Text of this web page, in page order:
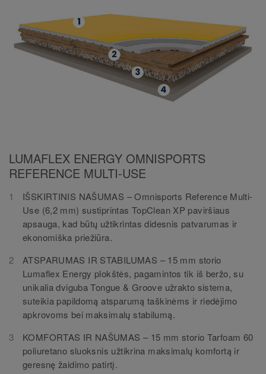
LUMAFLEX ENERGY OMNISPORTS
REFERENCE MULTI-USE
IŠSKIRTINIS NAŠUMAS – Omnisports Reference Multi-
Use (6,2 mm) sustiprintas TopClean XP paviršiaus
apsauga, kad būtų užtikrintas didesnis patvarumas ir
ekonomiška priežiūra.
ATSPARUMAS IR STABILUMAS – 15 mm storio
Lumaflex Energy plokštės, pagamintos tik iš beržo, su
unikalia dviguba Tongue & Groove užrakto sistema,
suteikia papildomą atsparumą taškinėms ir riedėjimo
apkrovoms bei maksimalų stabilumą.
KOMFORTAS IR NAŠUMAS – 15 mm storio Tarfoam 60
poliuretano sluoksnis užtikrina maksimalų komfortą ir
geresnę žaidimo patirtį.